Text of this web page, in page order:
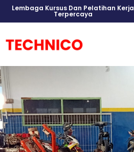
Lembaga Kursus Dan Pelatihan Kerja
Terpercaya